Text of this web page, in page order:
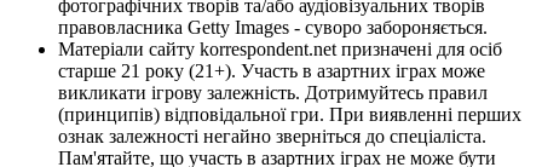
фотографічних творів та/або аудіовізуальних творів
правовласника Getty Images - суворо забороняється.
Матеріали сайту korrespondent.net призначені для осіб
старше 21 року (21+). Участь в азартних іграх може
викликати ігрову залежність. Дотримуйтесь правил
(принципів) відповідальної гри. При виявленні перших
ознак залежності негайно зверніться до спеціаліста.
Пам'ятайте, що участь в азартних іграх не може бути